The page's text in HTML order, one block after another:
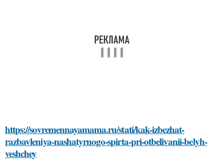
https://sovremennayamama.ru/stati/kak-izbezhat-
razbavleniya-nashatyrnogo-spirta-pri-otbelivanii-belyh-
veshchey